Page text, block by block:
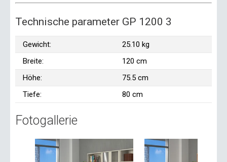
Technische parameter GP 1200 3
Gewicht:
25.10 kg
Breite:
120 cm
Höhe:
75.5 cm
Tiefe:
80 cm
Fotogallerie